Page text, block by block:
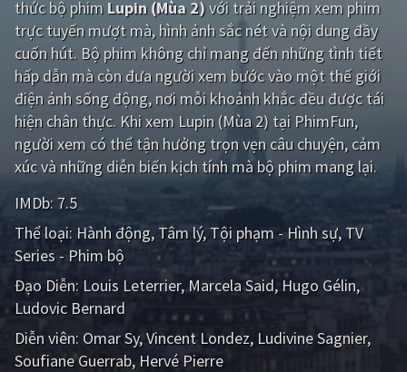
Giật gân Gia đình
Bí ẩn Lịch sử
Viễn Tây Tiểu sử
GameShow DramaTV
Âu - Mỹ Trung Quốc - Hồng Kông
Hàn Quốc
Ấn Độ
Tổng hợp
thức bộ phim Lupin (Mùa 2)với trải nghiệm xem phim
trực tuyến mượt mà, hình ảnh sắc nét và nội dung đầy
cuốn hút. Bộ phim không chỉ mang đến những tình tiết
hấp dẫn mà còn đưa người xem bước vào một thế giới
điện ảnh sống động, nơi mỗi khoảnh khắc đều được tái
hiện chân thực. Khi xem Lupin (Mùa 2) tại PhimFun,
người xem có thể tận hưởng trọn vẹn câu chuyện, cảm
xúc và những diễn biến kịch tính mà bộ phim mang lại.
IMDb: 7.5
Thể loại: Hành động Tâm lý Tội phạm - Hình sự TV
Series - Phim bộ
Đạo Diễn: Louis Leterrier Marcela Said Hugo Gélin
Ludovic Bernard
Diễn viên: Omar Sy Vincent Londez Ludivine Sagnier
Soufiane Guerrab Hervé Pierre